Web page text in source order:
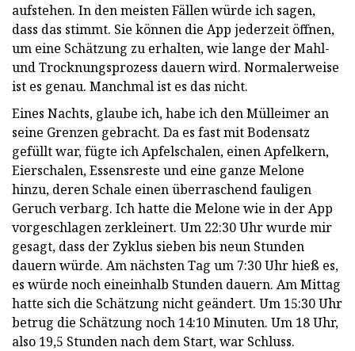
aufstehen. In den meisten Fällen würde ich sagen,
dass das stimmt. Sie können die App jederzeit öffnen,
um eine Schätzung zu erhalten, wie lange der Mahl-
und Trocknungsprozess dauern wird. Normalerweise
ist es genau. Manchmal ist es das nicht.
Eines Nachts, glaube ich, habe ich den Mülleimer an
seine Grenzen gebracht. Da es fast mit Bodensatz
gefüllt war, fügte ich Apfelschalen, einen Apfelkern,
Eierschalen, Essensreste und eine ganze Melone
hinzu, deren Schale einen überraschend fauligen
Geruch verbarg. Ich hatte die Melone wie in der App
vorgeschlagen zerkleinert. Um 22:30 Uhr wurde mir
gesagt, dass der Zyklus sieben bis neun Stunden
dauern würde. Am nächsten Tag um 7:30 Uhr hieß es,
es würde noch eineinhalb Stunden dauern. Am Mittag
hatte sich die Schätzung nicht geändert. Um 15:30 Uhr
betrug die Schätzung noch 14:10 Minuten. Um 18 Uhr,
also 19,5 Stunden nach dem Start, war Schluss.